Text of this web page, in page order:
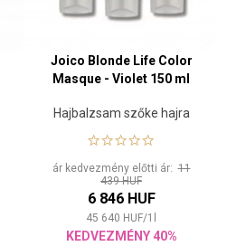
Joico Blonde Life Color
Masque - Violet 150 ml
Hajbalzsam szőke hajra
ár kedvezmény előtti ár:11
439 HUF
6 846 HUF
45 640 HUF/1
KEDVEZMÉNY 40%